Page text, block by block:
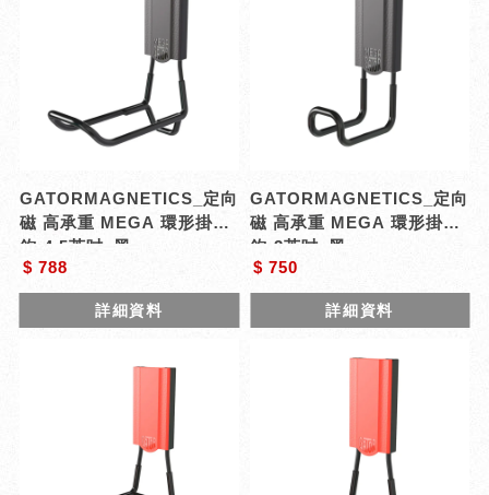
GATORMAGNETICS_定向
磁 高承重 MEGA 環形掛
鉤-4.5英吋_黑
$ 788
詳細資料
GATORMAGNETICS_定向
磁 高承重 MEGA 環形掛
鉤-3英吋_黑
$ 750
詳細資料